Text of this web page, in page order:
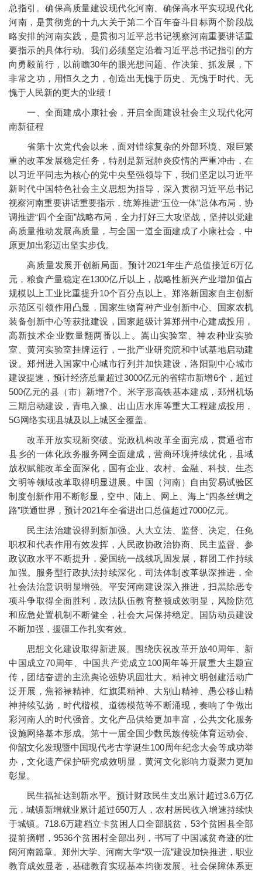
总指引。确保高质量建设现代化河南、确保高水平实现现代化
河南，是贯彻党的十九大关于第二个百年奋斗目标两个阶段战
略安排的河南实践，是贯彻习近平总书记视察河南重要讲话重
要指示的具体行动。我们必须坚定沿着习近平总书记指引的方
向勇毅前行，以前瞻30年的眼光想问题、作决策、抓发展，下
非常之功，用恒久之力，创造出无愧于历史、无愧于时代、无
愧于人民新的更大的业绩！
一、全面建成小康社会，开启全面建设社会主义现代化河
南新征程
省第十次党代会以来，面对错综复杂的外部环境、艰巨繁
重的改革发展稳定任务，特别是新冠肺炎疫情的严重冲击，在
以习近平同志为核心的党中央坚强领导下，我们坚定以习近平
新时代中国特色社会主义思想为指导，深入贯彻习近平总书记
视察河南重要讲话重要指示，统筹推进“五位一体”总体布局，协
调推进“四个全面”战略布局，全力打好三大攻坚战，坚持以党建
高质量推动发展高质量，与全国一道全面建成了小康社会，中
原更加出彩迈出坚实步伐。
高质量发展开创新局面。预计2021年生产总值接近6万亿
元，粮食产量稳定在1300亿斤以上，战略性新兴产业增加值占
规模以上工业比重提升10个百分点以上。郑洛新国家自主创新
示范区引领作用凸显，国家生物育种产业创新中心、国家农机
装备创新中心等获批建设，国家超级计算郑州中心建成投用，
高新技术企业数量翻两番以上。嵩山实验室、神农种业实验
室、黄河实验室挂牌运行，一批产业研究院和中试基地启动建
设。郑州进入国家中心城市行列并加快建设，洛阳副中心城市
建设提速，预计经济总量超过3000亿元的省辖市新增6个，超过
500亿元的县（市）新增7个。米字形高铁基本建成，郑州机场
三期启动建设，青电入豫、出山店水库等重大工程建成投用，
5G网络实现县城及以上城区全覆盖。
改革开放实现新突破。党政机构改革全面完成，贯通省市
县乡的一体化政务服务网全面建成，营商环境持续优化，县域
放权赋能改革全面深化，国有企业、农村、金融、科技、生态
文明等领域改革取得明显进展。中国（河南）自由贸易试验区
制度创新作用不断彰显，空中、陆上、网上、海上“四条丝绸之
路”联通世界，预计2021年全省进出口总值超过7000亿元。
民主法治建设得到新加强。人大立法、监督、决定、任免
职权和代表作用有效发挥，人民政协政治协商、民主监督、参
政议政水平不断提升，爱国统一战线巩固发展，群团工作持续
加强。服务型行政执法持续深化，司法体制改革纵深推进，全
社会法治意识明显增强。平安河南建设深入推进，扫黑除恶专
项斗争取得全面胜利，政法队伍教育整顿成效明显，风险防范
和应急处置机制不断健全，社会大局保持稳定。国防动员建设
不断加强，援疆工作扎实有效。
思想文化建设取得新进展。围绕庆祝改革开放40周年、新
中国成立70周年、中国共产党成立100周年等开展重大主题宣
传，团结奋进的主流舆论强势巩固壮大。精神文明创建活动广
泛开展，焦裕禄精神、红旗渠精神、大别山精神、愚公移山精
神持续弘扬，时代楷模、道德模范等不断涌现，奏响了争做出
彩河南人的时代强音。文化产品供给更加丰富，公共文化服务
设施网络基本形成。第十一届全国少数民族传统体育运动会、
仰韶文化发现暨中国现代考古学诞生100周年纪念大会等成功举
办，文化遗产保护研究成效明显，黄河文化影响力凝聚力更加
彰显。
民生福祉达到新水平。预计财政民生支出累计超过3.6万亿
元，城镇新增就业累计超过650万人，农村居民收入增速持续快
于城镇。718.6万建档立卡贫困人口全部脱贫，53个贫困县全部
提前摘帽，9536个贫困村全部出列，书写了中国减贫奇迹的壮
阔河南篇章。郑州大学、河南大学“双一流”建设加快推进，职业
教育成效显著，基础教育实现基本均衡发展。社会保障体系更